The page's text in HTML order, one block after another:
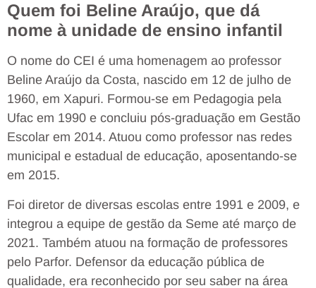
Quem foi Beline Araújo, que dá
nome à unidade de ensino infantil
O nome do CEI é uma homenagem ao professor
Beline Araújo da Costa, nascido em 12 de julho de
1960, em Xapuri. Formou-se em Pedagogia pela
Ufac em 1990 e concluiu pós-graduação em Gestão
Escolar em 2014. Atuou como professor nas redes
municipal e estadual de educação, aposentando-se
em 2015.
Foi diretor de diversas escolas entre 1991 e 2009, e
integrou a equipe de gestão da Seme até março de
2021. Também atuou na formação de professores
pelo Parfor. Defensor da educação pública de
qualidade, era reconhecido por seu saber na área